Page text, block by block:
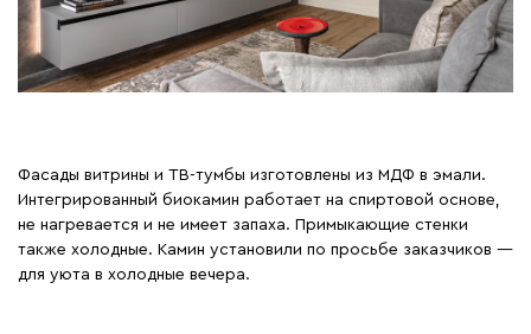
Фасады витрины и ТВ-тумбы изготовлены из МДФ в эмали.
Интегрированный биокамин работает на спиртовой основе,
не нагревается и не имеет запаха. Примыкающие стенки
также холодные. Камин установили по просьбе заказчиков —
для уюта в холодные вечера.